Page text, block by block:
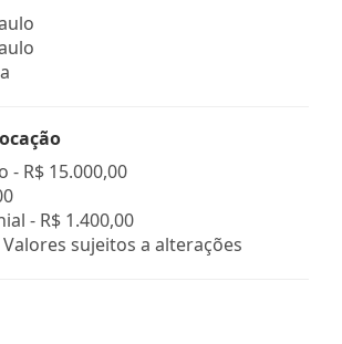
- R$ 15.000,00
- R$ 1.400,00
sujeitos a alterações